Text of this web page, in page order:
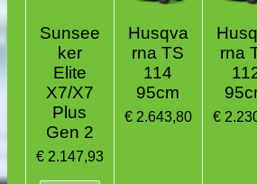
Sunsee
ker
Elite
X7/X7
Plus
Gen 2
€ 2.147,93
Husqva
rna TS
114
95cm
€ 2.643,80
rna
€